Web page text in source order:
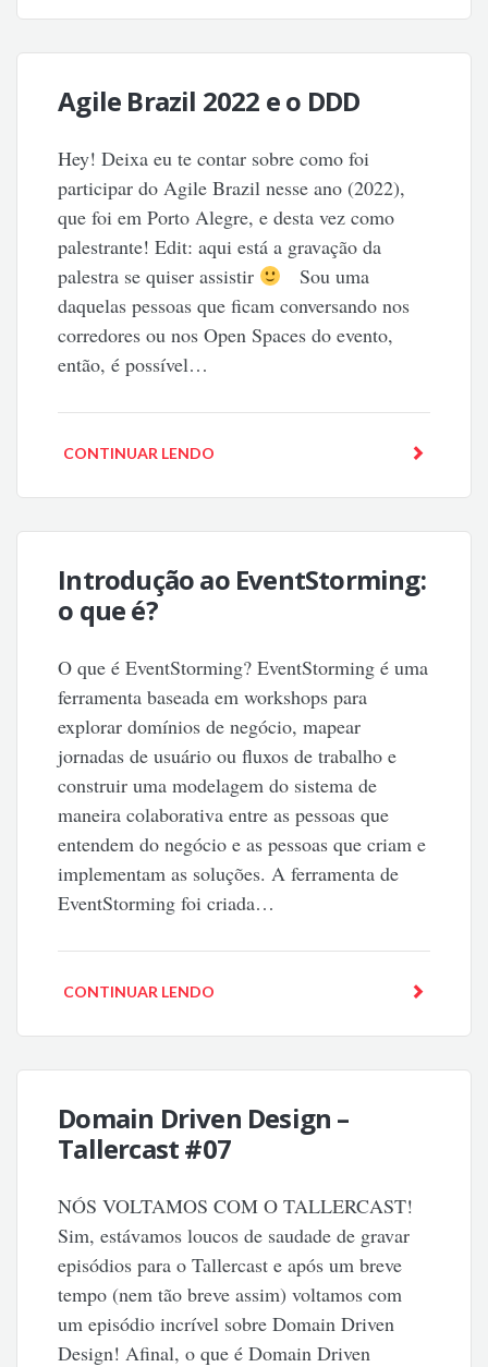
Agile Brazil 2022 e o DDD
Hey! Deixa eu te contar sobre como foi
participar do Agile Brazil nesse ano (2022),
que foi em Porto Alegre, e desta vez como
palestrante! Edit: aqui está a gravação da
palestra se quiser assistir
Sou uma
daquelas pessoas que ficam conversando nos
corredores ou nos Open Spaces do evento,
então, é possível…
CONTINUAR LENDO
Introdução ao EventStorming:
o que é?
O que é EventStorming? EventStorming é uma
ferramenta baseada em workshops para
explorar domínios de negócio, mapear
jornadas de usuário ou fluxos de trabalho e
construir uma modelagem do sistema de
maneira colaborativa entre as pessoas que
entendem do negócio e as pessoas que criam e
implementam as soluções. A ferramenta de
EventStorming foi criada…
CONTINUAR LENDO
Domain Driven Design –
Tallercast #07
NÓS VOLTAMOS COM O TALLERCAST!
Sim, estávamos loucos de saudade de gravar
episódios para o Tallercast e após um breve
tempo (nem tão breve assim) voltamos com
um episódio incrível sobre Domain Driven
Design! Afinal, o que é Domain Driven